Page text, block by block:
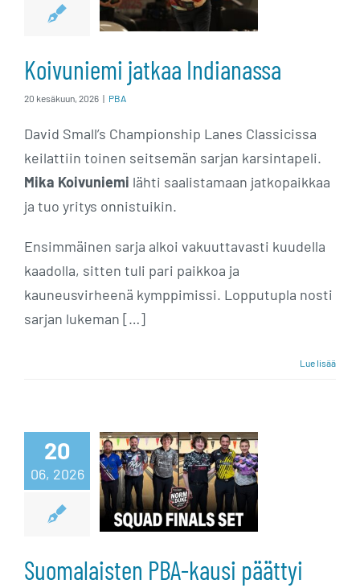
Indianassa
Koivuniemi jatkaa Indianassa
20 kesäkuun, 2026 | PBA
David Small’s Championship Lanes Classicissa
keilattiin toinen seitsemän sarjan karsintapeli.
Mika Koivuniemi lähti saalistamaan jatkopaikkaa
ja tuo yritys onnistuikin.
Ensimmäinen sarja alkoi vakuuttavasti kuudella
kaadolla, sitten tuli pari paikkoa ja
kauneusvirheenä kymppimissi. Lopputupla nosti
sarjan lukeman […]
Lue lisää
20
06, 2026
Suomalaisten
PBA-kausi
päättyi
Suomalaisten PBA-kausi päättyi